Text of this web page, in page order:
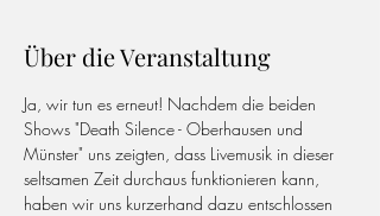
Über die Veranstaltung
Ja, wir tun es erneut! Nachdem die beiden
Shows "Death Silence - Oberhausen und
Münster" uns zeigten, dass Livemusik in dieser
seltsamen Zeit durchaus funktionieren kann,
haben wir uns kurzerhand dazu entschlossen